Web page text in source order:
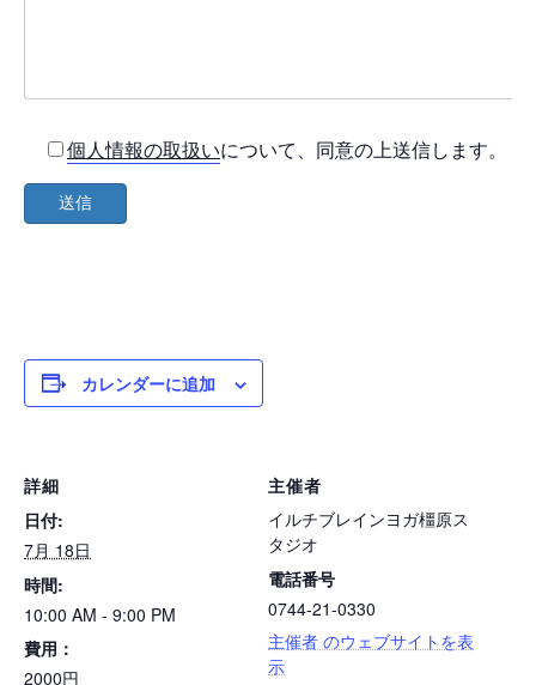
個人情報の取扱いについて、同意の上送信します。
カレンダーに追加
詳細
日付:
7月 18日
時間:
10:00 AM - 9:00 PM
費用：
2000円
主催者
イルチブレインヨガ橿原ス
タジオ
電話番号
0744-21-0330
主催者 のウェブサイトを表
示